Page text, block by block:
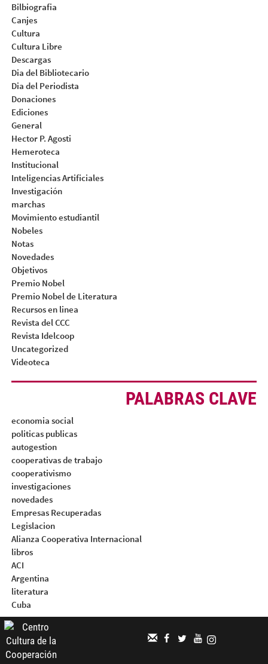
Bilbiografia
Canjes
Cultura
Cultura Libre
Descargas
Dia del Bibliotecario
Dia del Periodista
Donaciones
Ediciones
General
Hector P. Agosti
Hemeroteca
Institucional
Inteligencias Artificiales
Investigación
marchas
Movimiento estudiantil
Nobeles
Notas
Novedades
Objetivos
Premio Nobel
Premio Nobel de Literatura
Recursos en linea
Revista del CCC
Revista Idelcoop
Uncategorized
Videoteca
PALABRAS CLAVE
economia social
politicas publicas
autogestion
cooperativas de trabajo
cooperativismo
investigaciones
novedades
Empresas Recuperadas
Legislacion
Alianza Cooperativa Internacional
libros
ACI
Argentina
literatura
Cuba